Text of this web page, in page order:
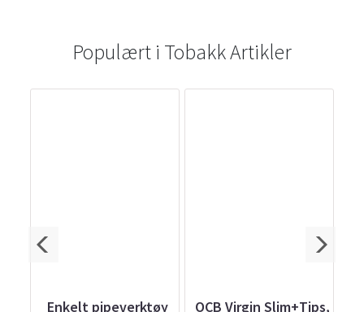
Populært i Tobakk Artikler
Enkelt pipeverktøy
OCB Virgin Slim+Tips,